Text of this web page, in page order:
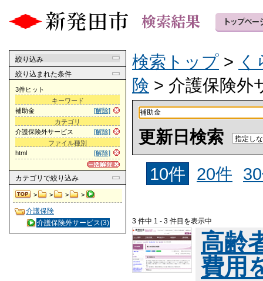
絞り込み
絞り込まれた条件
3件ヒット
キーワード
[解除]
補助金
カテゴリ
[解除]
介護保険外サービス
ファイル種別
[解除]
html
カテゴリ で絞り込み
> > > >
介護保険
介護保険外サービス(3)
検索トップ > く
険 > 介護保険外
更新日検索
10件
20件
3 件中 1 - 3 件目を表示中
高齢
費用